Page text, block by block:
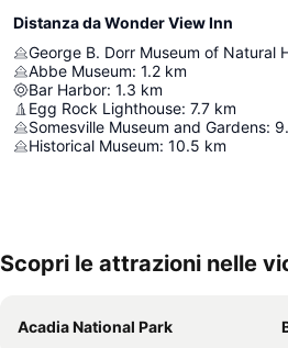
Distanza da Wonder View Inn
Abbe Museum: 1.2 km
Bar Harbor: 1.3 km
Egg Rock Lighthouse: 7.7 km
Somesville Museum and Gardens:
Historical Museum: 10.5 km
Scopri le attrazioni nelle
Acadia National Park